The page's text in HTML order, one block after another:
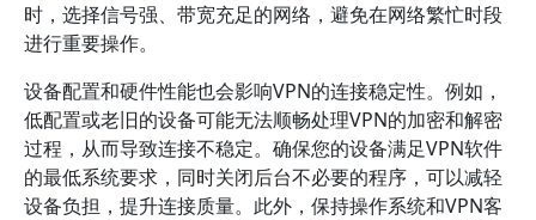
时，选择信号强、带宽充足的网络，避免在网络繁忙时段
进行重要操作。
设备配置和硬件性能也会影响VPN的连接稳定性。例如，
低配置或老旧的设备可能无法顺畅处理VPN的加密和解密
过程，从而导致连接不稳定。确保您的设备满足VPN软件
的最低系统要求，同时关闭后台不必要的程序，可以减轻
设备负担，提升连接质量。此外，保持操作系统和VPN客